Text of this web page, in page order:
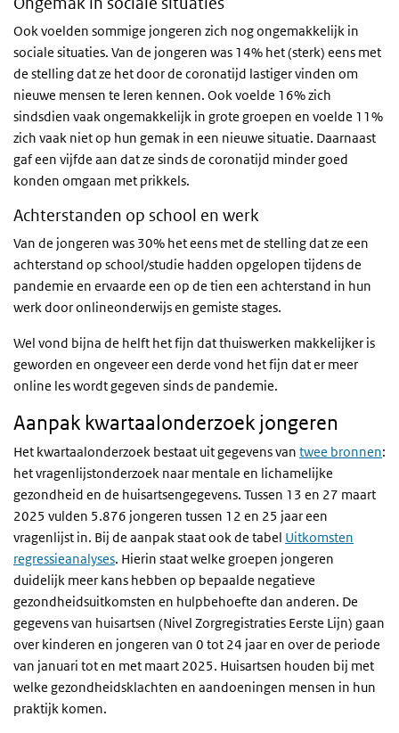
Ook voelden sommige jongeren zich nog ongemakkelijk in
sociale situaties. Van de jongeren was 14% het (sterk) eens met
de stelling dat ze het door de coronatijd lastiger vinden om
nieuwe mensen te leren kennen. Ook voelde 16% zich
sindsdien vaak ongemakkelijk in grote groepen en voelde 11%
zich vaak niet op hun gemak in een nieuwe situatie. Daarnaast
gaf een vijfde aan dat ze sinds de coronatijd minder goed
konden omgaan met prikkels.
Achterstanden op school en werk
Van de jongeren was 30% het eens met de stelling dat ze een
achterstand op school/studie hadden opgelopen tijdens de
pandemie en ervaarde een op de tien een achterstand in hun
werk door onlineonderwijs en gemiste stages.
Wel vond bijna de helft het fijn dat thuiswerken makkelijker is
geworden en ongeveer een derde vond het fijn dat er meer
online les wordt gegeven sinds de pandemie.
Aanpak kwartaalonderzoek jongeren
Het kwartaalonderzoek bestaat uit gegevens van twee bronnen:
het vragenlijstonderzoek naar mentale en lichamelijke
gezondheid en de huisartsengegevens. Tussen 13 en 27 maart
2025 vulden 5.876 jongeren tussen 12 en 25 jaar een
vragenlijst in. Bij de aanpak staat ook de tabel Uitkomsten
regressieanalyses. Hierin staat welke groepen jongeren
duidelijk meer kans hebben op bepaalde negatieve
gezondheidsuitkomsten en hulpbehoefte dan anderen. De
gegevens van huisartsen (Nivel Zorgregistraties Eerste Lijn) gaan
over kinderen en jongeren van 0 tot 24 jaar en over de periode
van januari tot en met maart 2025. Huisartsen houden bij met
welke gezondheidsklachten en aandoeningen mensen in hun
praktijk komen.